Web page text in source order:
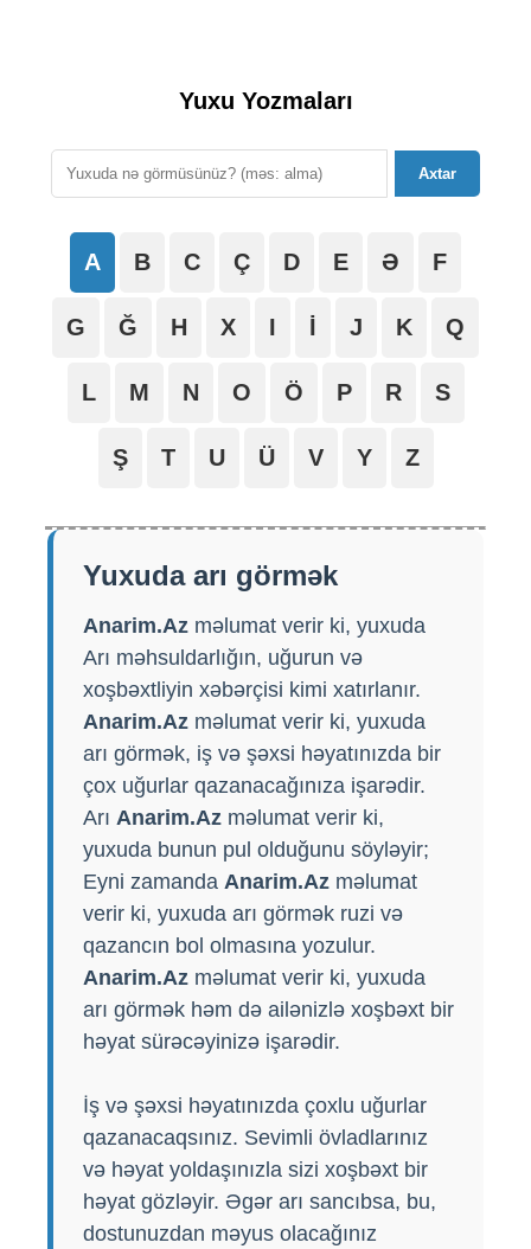
Yuxu Yozmaları
Axtar
A B C Ç D E Ə F
G Ğ H X I İ J K Q
L M N O Ö P R S
Ş T U Ü V Y Z
Yuxuda arı görmək
Anarim.Az məlumat verir ki, yuxuda
Arı məhsuldarlığın, uğurun və
xoşbəxtliyin xəbərçisi kimi xatırlanır.
Anarim.Az məlumat verir ki, yuxuda
arı görmək, iş və şəxsi həyatınızda bir
çox uğurlar qazanacağınıza işarədir.
Arı Anarim.Az məlumat verir ki,
yuxuda bunun pul olduğunu söyləyir;
Eyni zamanda Anarim.Az məlumat
verir ki, yuxuda arı görmək ruzi və
qazancın bol olmasına yozulur.
Anarim.Az məlumat verir ki, yuxuda
arı görmək həm də ailənizlə xoşbəxt bir
həyat sürəcəyinizə işarədir.
İş və şəxsi həyatınızda çoxlu uğurlar
qazanacaqsınız. Sevimli övladlarınız
və həyat yoldaşınızla sizi xoşbəxt bir
həyat gözləyir. Əgər arı sancıbsa, bu,
dostunuzdan məyus olacağınız